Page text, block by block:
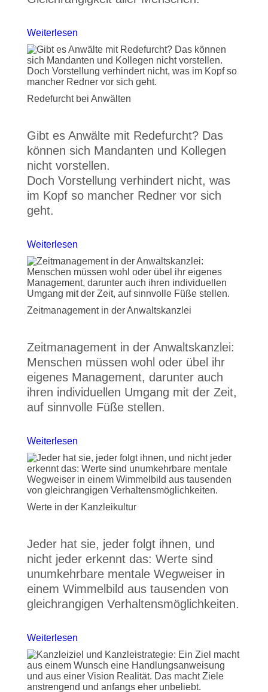
Weiterlesen
Redefurcht bei Anwälten
Gibt es Anwälte mit Redefurcht? Das
können sich Mandanten und Kollegen
nicht vorstellen.
Doch Vorstellung verhindert nicht, was
im Kopf so mancher Redner vor sich
geht.
Weiterlesen
Zeitmanagement in der Anwaltskanzlei
Zeitmanagement in der Anwaltskanzlei:
Menschen müssen wohl oder übel ihr
eigenes Management, darunter auch
ihren individuellen Umgang mit der Zeit,
auf sinnvolle Füße stellen.
Weiterlesen
Werte in der Kanzleikultur
Jeder hat sie, jeder folgt ihnen, und
nicht jeder erkennt das: Werte sind
unumkehrbare mentale Wegweiser in
einem Wimmelbild aus tausenden von
gleichrangigen Verhaltensmöglichkeiten.
Weiterlesen